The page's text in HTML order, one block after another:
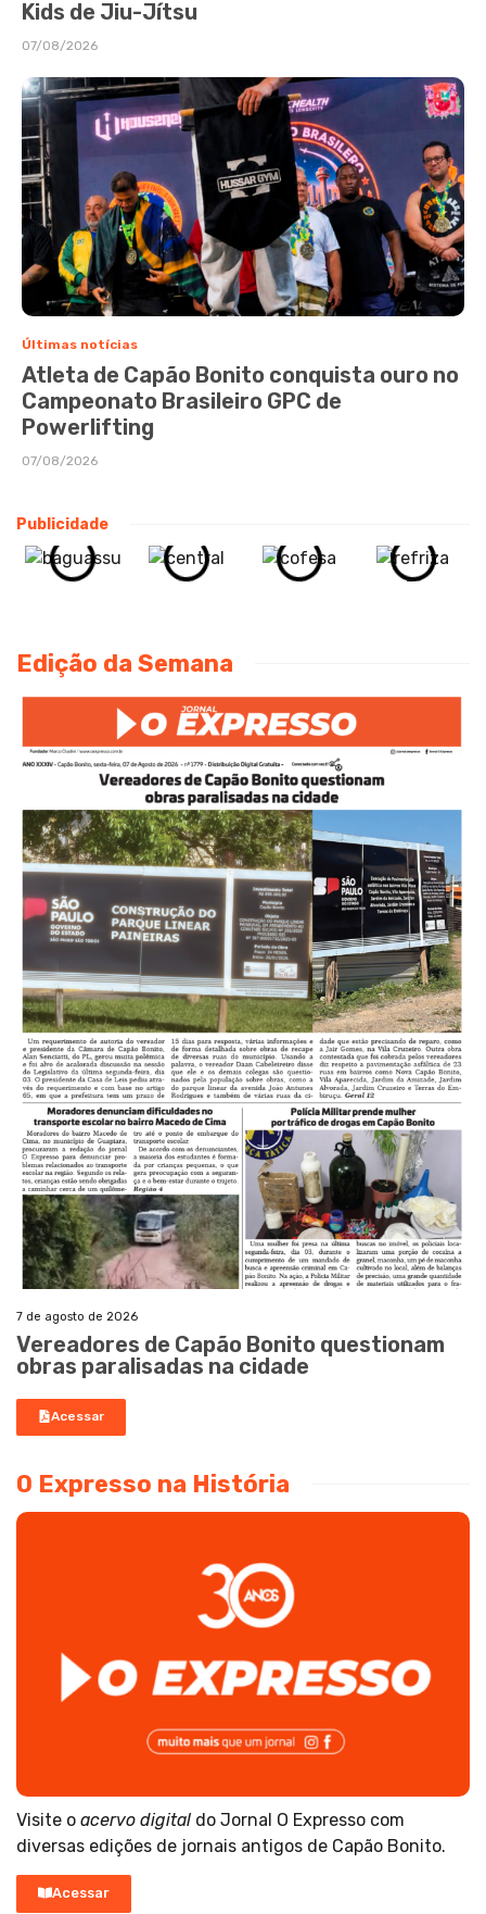
Kids de Jiu-Jítsu
07/08/2026
Últimas notícias
Atleta de Capão Bonito conquista ouro no
Campeonato Brasileiro GPC de
Powerlifting
07/08/2026
Publicidade
Edição da Semana
7 de agosto de 2026
Vereadores de Capão Bonito questionam
obras paralisadas na cidade
Acessar
O Expresso na História
Visite o acervo digital do Jornal O Expresso com
diversas edições de jornais antigos de Capão Bonito.
Acessar